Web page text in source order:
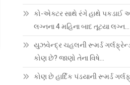
કો-એક્ટર સાથે રંગે હાથે પકડાઈ
લગ્નના 4 મહિના બાદ તૂટયા લગ્ન…
યુઝવેન્દ્ર ચહલની રૂમર્ડ
કોણ છે? જાણો તેના વિષે…
કોણ છે હાર્દિક પંડયાની રૂમર્ડ